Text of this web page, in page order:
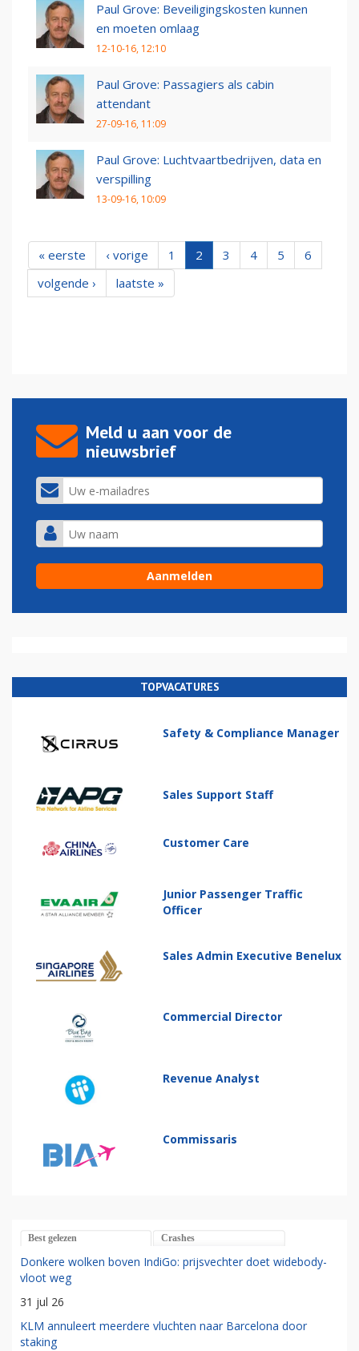
Paul Grove: Beveiligingskosten kunnen
en moeten omlaag
12-10-16, 12:10
Paul Grove: Passagiers als cabin
attendant
27-09-16, 11:09
Paul Grove: Luchtvaartbedrijven, data en
verspilling
13-09-16, 10:09
« eerste ‹ vorige 1 2 3 4 5
6
volgende ›
laatste »
Meld u aan voor de
nieuwsbrief
TOPVACATURES
Safety & Compliance Manager
Sales Support Staff
Customer Care
Junior Passenger Traffic
Officer
Sales Admin Executive Benelux
Commercial Director
Revenue Analyst
Commissaris
Best gelezen Crashes
Donkere wolken boven IndiGo: prijsvechter doet widebody-
vloot weg
31 jul 26
KLM annuleert meerdere vluchten naar Barcelona door
staking